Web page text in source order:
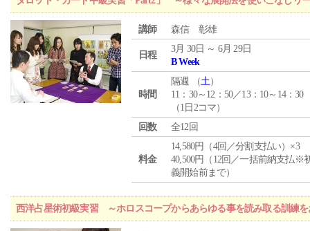
講師 森信 彰雄
日程
3月 30日 ～ 6月 29日
B Week
時間
隔週 （土）
11：30～12：50／13：10～14：30
（1日2コマ）
回数
全12回
料金
14,580円（4回／分割支払い）×3
40,500円（12回／一括前納支払※
義開始前まで）
西洋占星術初級実習 ～ホロスコープからあらゆる事を読み取る訓練を